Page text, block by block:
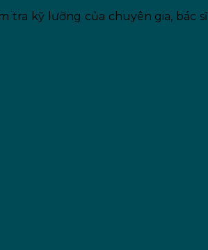
tra kỹ lưỡng của chuyên gia,